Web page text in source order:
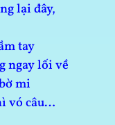
lại đây,
tay
ngay lối về
mi
vó câu…